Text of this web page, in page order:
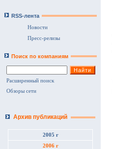
RSS-лента
Новости
Пресс-релизы
Поиск по компаниям
Расширенный поиск
Обзоры сети
Архив публикаций
2005 г
2006 г